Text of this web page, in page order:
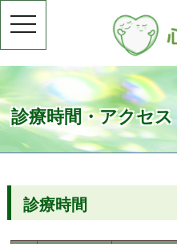
toggle
navigation
診療時間・アクセス
診療時間